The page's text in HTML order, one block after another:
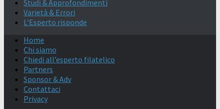
Studi & Approfondimenti
Varietà & Errori
L’Esperto risponde
Home
Chi siamo
Chiedi all’esperto filatelico
Partners
Sponsor & Adv
Contattaci
Privacy